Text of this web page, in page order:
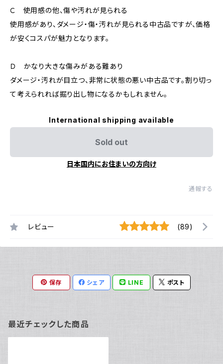
Ｃ 使用感の他、傷や汚れが見られる
使用感があり、ダメージ・傷・汚れが見られる中古品ですが、価格
が安くコスパが魅力となります。
Ｄ かなり大きな傷みがある難あり
ダメージ・汚れが目立つ、非常に状態の悪い中古品です。割り切っ
て考えられれば掘り出し物になるかもしれません。
International shipping available
Sold out
日本国内にお住まいの方向け
通報する
レビュー (89)
保存 シェア LINE ポスト
最近チェックした商品